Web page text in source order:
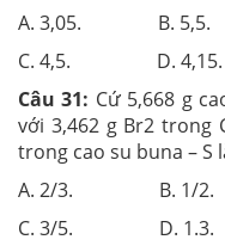
A. 3,05. B. 5,5.
C. 4,5. D. 4,15.
Câu 31: Cứ 5,668 g
với 3,462 g Br2 trong
trong cao su buna – S
A. 2/3. B. 1/2.
C. 3/5. D. 1.3.